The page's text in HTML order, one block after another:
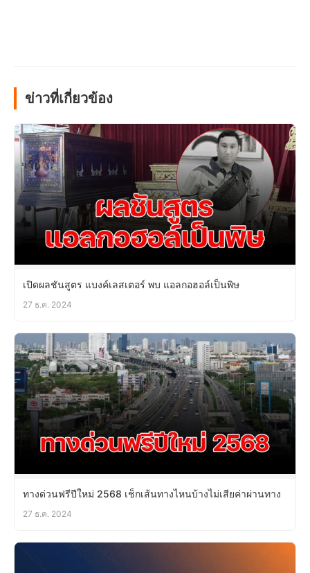
ข่าวที่เกี่ยวข้อง
เปิดผลชันสูตร แบงค์เลสเตอร์ พบ แอลกอฮอล์เป็นพิษ
27 ธ.ค. 2024
ทางด่วนฟรีปีใหม่ 2568 เช็กเส้นทางไหนบ้างไม่เสียค่าผ่านทาง
27 ธ.ค. 2024